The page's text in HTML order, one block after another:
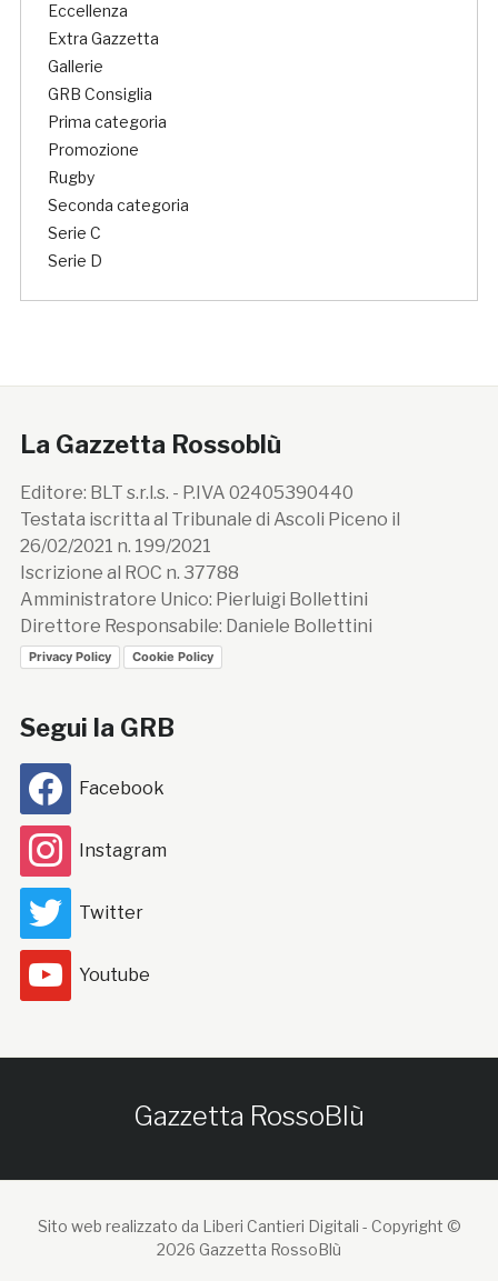
Eccellenza
Extra Gazzetta
Gallerie
GRB Consiglia
Prima categoria
Promozione
Rugby
Seconda categoria
Serie C
Serie D
La Gazzetta Rossoblù
Editore: BLT s.r.l.s. - P.IVA 02405390440
Testata iscritta al Tribunale di Ascoli Piceno il
26/02/2021 n. 199/2021
Iscrizione al ROC n. 37788
Amministratore Unico: Pierluigi Bollettini
Direttore Responsabile: Daniele Bollettini
Privacy Policy Cookie Policy
Segui la GRB
Facebook
Instagram
Twitter
Youtube
Gazzetta RossoBlù
Sito web realizzato da Liberi Cantieri Digitali - Copyright ©
2026 Gazzetta RossoBlù